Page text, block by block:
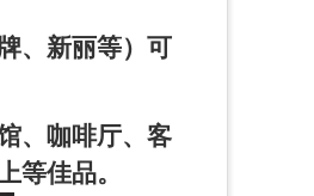
、新丽等）可
、咖啡厅、客
等佳品。